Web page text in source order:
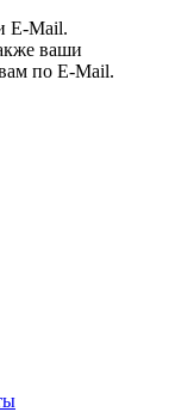
E-Mail.
ваши
по E-Mail.